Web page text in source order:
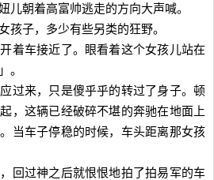
朝着高富帅逃走的方向大声喊。
子，多少有些另类的狂野。
车接近了。眼看着这个女孩儿站在
。
来，只是傻乎乎的转过了身子。顿
，这辆已经破碎不堪的奔驰在地面上
当车子停稳的时候，车头距离那女孩
过神之后就恨恨地拍了拍易军的车